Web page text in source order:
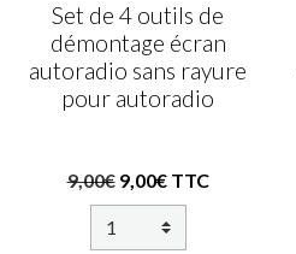
Set de 4 outils de
démontage écran
autoradio sans rayure
pour autoradio
9,00€ 9,00€ TTC